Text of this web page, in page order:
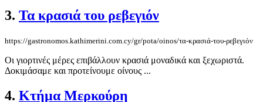
3. Τα κρασιά του ρεβεγιόν
https://gastronomos.kathimerini.com.cy/gr/pota/oinos/τα-κρασιά-του-ρεβεγιόν
Οι γιορτινές μέρες επιβάλλουν κρασιά μοναδικά και ξεχωριστά.
Δοκιμάσαμε και προτείνουμε οίνους ...
4. Κτήμα Μερκούρη